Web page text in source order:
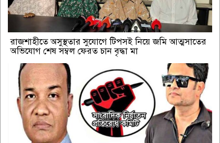
রাজশাহীতে অসুস্থতার সুযোগে টিপসই নিয়ে জমি আত্মসাতের
অভিযোগ শেষ সম্বল ফেরত চান বৃদ্ধা মা